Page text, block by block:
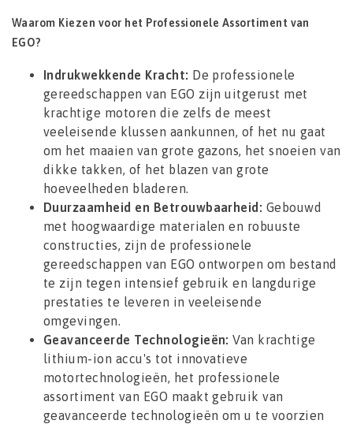
Waarom Kiezen voor het Professionele Assortiment van
EGO?
Indrukwekkende Kracht: De professionele
gereedschappen van EGO zijn uitgerust met
krachtige motoren die zelfs de meest
veeleisende klussen aankunnen, of het nu gaat
om het maaien van grote gazons, het snoeien van
dikke takken, of het blazen van grote
hoeveelheden bladeren.
Duurzaamheid en Betrouwbaarheid: Gebouwd
met hoogwaardige materialen en robuuste
constructies, zijn de professionele
gereedschappen van EGO ontworpen om bestand
te zijn tegen intensief gebruik en langdurige
prestaties te leveren in veeleisende
omgevingen.
Geavanceerde Technologieën: Van krachtige
lithium-ion accu's tot innovatieve
motortechnologieën, het professionele
assortiment van EGO maakt gebruik van
geavanceerde technologieën om u te voorzien